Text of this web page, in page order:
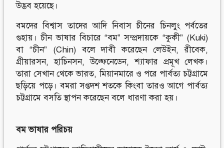
উদ্ভব হয়েছে।
বমদের বিশ্বাস তাদের আদি নিবাস চীনের চিনলুং পর্বতের
গুহায়। চীন ভাষার বিচারে “বম” সম্প্রদায়কে “কুকী” (Kuki)
বা “চীন” (Chin) বলে দাবী করেছেন লেউইন, রীবেক,
গ্রীয়ারসন, হাচিনসন, উল্ফেনেডেন, শ্যাফার প্রমূখ লেখক।
তারা সেখান থেকে ভারত, মিয়ানমারে ও পরে পার্বত্য চট্টগ্রামে
ছড়িয়ে পড়ে। বমরা সপ্তদশ শতকে কিংবা তারও আগে পার্বত্য
চট্টগ্রামে বসতি স্থাপন করেছেন বলে ধারণা করা হয়।
বম ভাষার পরিচয়